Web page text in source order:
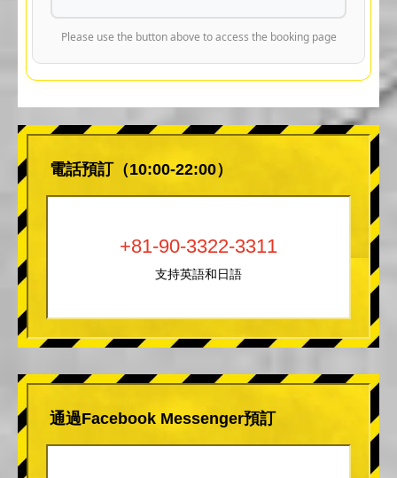
Please use the button above to access the booking page
電話預訂（10:00-22:00）
+81-90-3322-3311
支持英語和日語
通過Facebook Messenger預訂